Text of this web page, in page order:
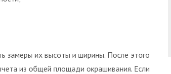
замеры их высоты и ширины. После этого
из общей площади окрашивания. Если